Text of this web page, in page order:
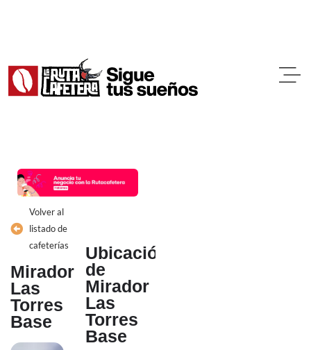
Volver al
listado de
cafeterías
Mirador
Las
Torres
Base
Ubicación
de
Mirador
Las
Torres
Base